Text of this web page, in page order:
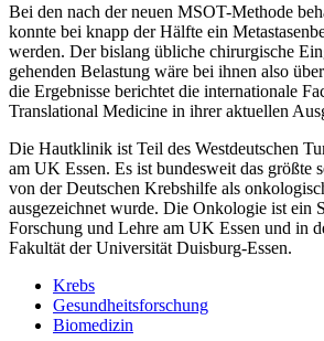
Bei den nach der neuen MSOT-Methode
konnte bei knapp der Hälfte ein
werden. Der bislang übliche chirurgische
gehenden Belastung wäre bei ihnen also
die Ergebnisse berichtet die internationale
Translational Medicine in ihrer aktuellen
Die Hautklinik ist Teil des Westdeutschen
am UK Essen. Es ist bundesweit das größte
von der Deutschen Krebshilfe als
ausgezeichnet wurde. Die Onkologie ist ein
Forschung und Lehre am UK Essen und in
Fakultät der Universität Duisburg-Essen.
Krebs
Gesundheitsforschung
Biomedizin